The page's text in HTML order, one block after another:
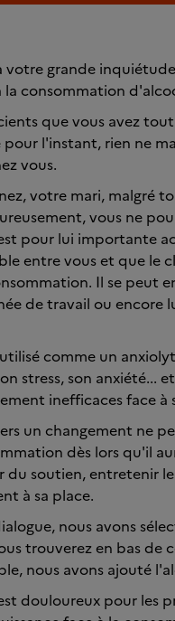
votre grande
consommation
que vous avez
l'instant, rien ne
vous.
votre mari, malgré
vous ne
pour lui importante
entre vous et que le
Il se peut
de travail ou encore
comme un
stress, son anxiété...
inefficaces face à
un changement ne
dès lors qu'il
soutien, entretenir
à sa place.
nous avons
trouverez en bas de
nous avons ajouté
douloureux pour les